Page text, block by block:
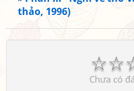
thảo, 1996)
☆
☆
Chưa có